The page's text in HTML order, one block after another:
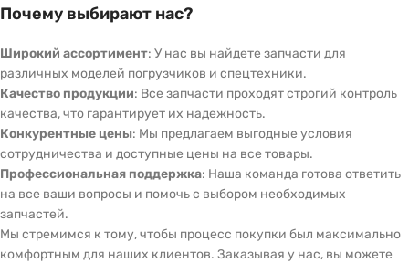
Почему выбирают нас?
Широкий ассортимент: У нас вы найдете запчасти для
различных моделей погрузчиков и спецтехники.
Качество продукции: Все запчасти проходят строгий контроль
качества, что гарантирует их надежность.
Конкурентные цены: Мы предлагаем выгодные условия
сотрудничества и доступные цены на все товары.
Профессиональная поддержка: Наша команда готова ответить
на все ваши вопросы и помочь с выбором необходимых
запчастей.
Мы стремимся к тому, чтобы процесс покупки был максимально
комфортным для наших клиентов. Заказывая у нас, вы можете